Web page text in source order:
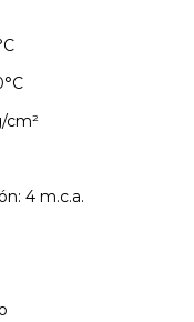
cm²
4 m.c.a.